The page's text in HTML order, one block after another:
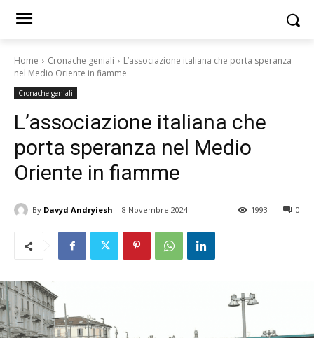
Home Cronache geniali
L’associazione italiana che porta speranza
nel Medio Oriente in fiamme
Cronache geniali
L’associazione italiana che
porta speranza nel Medio
Oriente in fiamme
By Davyd Andryiesh 8 Novembre 2024 0
1993